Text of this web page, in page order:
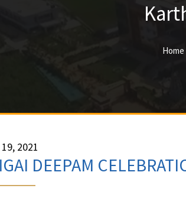
Home
2021
DEEPAM